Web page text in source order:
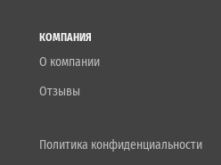
КОМПАНИЯ
О компании
Отзывы
Политика конфиденциальности